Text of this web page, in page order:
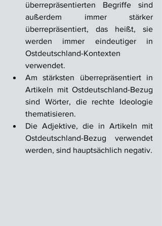
überrepräsentierten Begriffe sind
außerdem immer stärker
überrepräsentiert, das heißt, sie
werden immer eindeutiger in
Ostdeutschland-Kontexten
verwendet.
Am stärksten überrepräsentiert in
Artikeln mit Ostdeutschland-Bezug
sind Wörter, die rechte Ideologie
thematisieren.
Die Adjektive, die in Artikeln mit
Ostdeutschland-Bezug verwendet
werden, sind hauptsächlich negativ.